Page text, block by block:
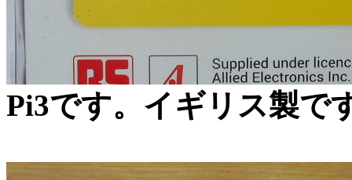
Pi3です。イギリス製で